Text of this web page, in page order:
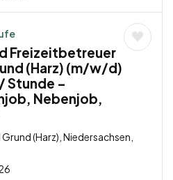
Freizeitbetreuer
(Harz) (m/w/d)
Stunde –
Nebenjob,
(Harz), Niedersachsen,